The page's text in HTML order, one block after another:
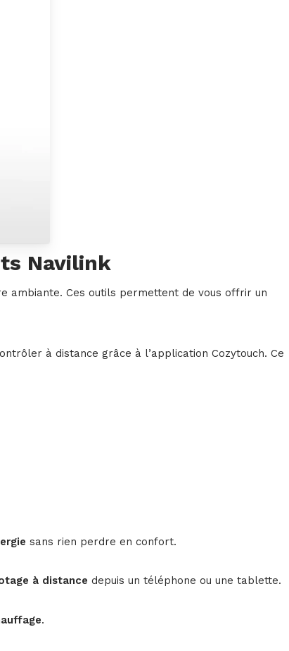
Navilink
ambiante. Ces outils permettent de vous offrir un
à distance grâce à l’application Cozytouch. Ce
sans rien perdre en confort.
à distance depuis un téléphone ou une tablette.
.